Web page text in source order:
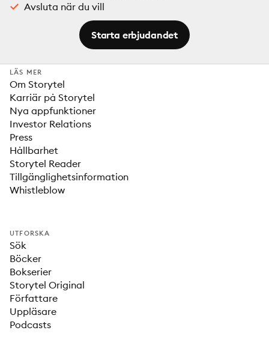
Avsluta när du vill
Starta erbjudandet
LÄS MER
Om Storytel
Karriär på Storytel
Nya appfunktioner
Investor Relations
Press
Hållbarhet
Storytel Reader
Tillgänglighetsinformation
Whistleblow
UTFORSKA
Sök
Böcker
Bokserier
Storytel Original
Författare
Uppläsare
Podcasts